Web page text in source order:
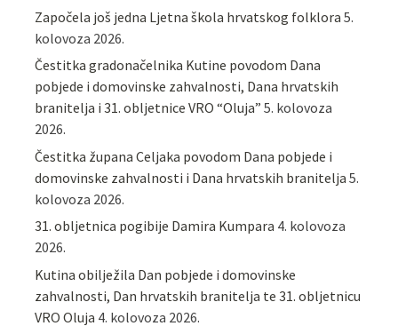
Započela još jedna Ljetna škola hrvatskog folklora 5.
kolovoza 2026.
Čestitka gradonačelnika Kutine povodom Dana
pobjede i domovinske zahvalnosti, Dana hrvatskih
branitelja i 31. obljetnice VRO “Oluja” 5. kolovoza
2026.
Čestitka župana Celjaka povodom Dana pobjede i
domovinske zahvalnosti i Dana hrvatskih branitelja 5.
kolovoza 2026.
31. obljetnica pogibije Damira Kumpara 4. kolovoza
2026.
Kutina obilježila Dan pobjede i domovinske
zahvalnosti, Dan hrvatskih branitelja te 31. obljetnicu
VRO Oluja 4. kolovoza 2026.